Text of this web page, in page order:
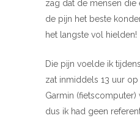
zag dat de mensen die
de pijn het beste
het langste vol hielden!
Die pijn voelde ik
zat inmiddels 13 uur
Garmin (fietscomputer)
dus ik had geen